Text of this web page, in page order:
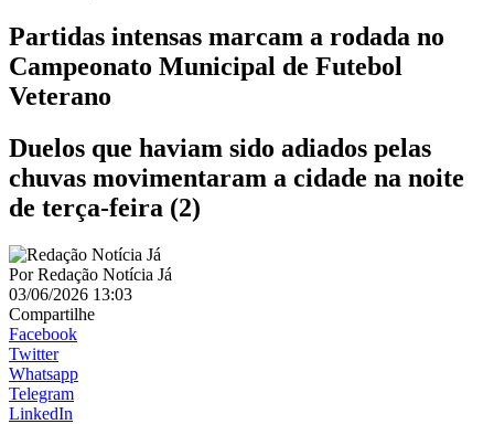
Partidas intensas marcam a rodada no
Campeonato Municipal de Futebol
Veterano
Duelos que haviam sido adiados pelas
chuvas movimentaram a cidade na noite
de terça-feira (2)
PorRedação Notícia Já
03/06/2026 13:03
Compartilhe
Facebook
Twitter
Whatsapp
Telegram
LinkedIn